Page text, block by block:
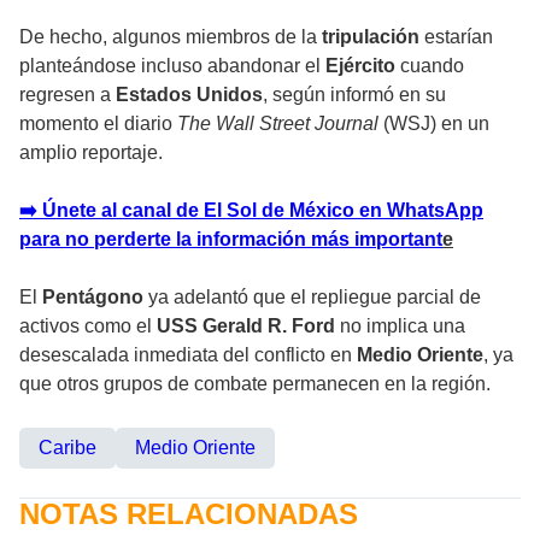
De hecho, algunos miembros de la tripulación estarían
planteándose incluso abandonar el
Ejército cuando
regresen a Estados Unidos, según informó en su
momento el diario The Wall Street Journal (WSJ) en un
amplio reportaje.
➡️ Únete al canal de El Sol de México en WhatsApp
para no perderte la información más importante
El Pentágono ya adelantó que el repliegue parcial de
activos como el USS Gerald R. Ford no implica una
desescalada inmediata del conflicto en Medio Oriente, ya
que otros grupos de combate permanecen en la región.
Caribe Medio Oriente
NOTAS RELACIONADAS